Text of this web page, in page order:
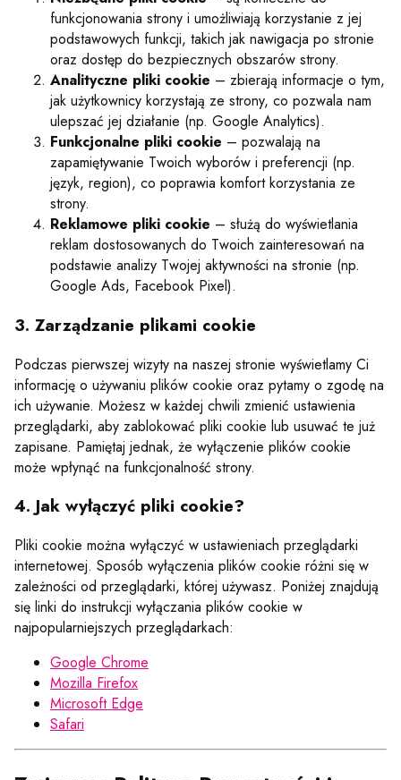
funkcjonowania strony i umożliwiają korzystanie z jej
podstawowych funkcji, takich jak nawigacja po stronie
oraz dostęp do bezpiecznych obszarów strony.
Analityczne pliki cookie – zbierają informacje o tym,
jak użytkownicy korzystają ze strony, co pozwala nam
ulepszać jej działanie (np. Google Analytics).
Funkcjonalne pliki cookie – pozwalają na
zapamiętywanie Twoich wyborów i preferencji (np.
język, region), co poprawia komfort korzystania ze
strony.
Reklamowe pliki cookie – służą do wyświetlania
reklam dostosowanych do Twoich zainteresowań na
podstawie analizy Twojej aktywności na stronie (np.
Google Ads, Facebook Pixel).
3. Zarządzanie plikami cookie
Podczas pierwszej wizyty na naszej stronie wyświetlamy Ci
informację o używaniu plików cookie oraz pytamy o zgodę na
ich używanie. Możesz w każdej chwili zmienić ustawienia
przeglądarki, aby zablokować pliki cookie lub usuwać te już
zapisane. Pamiętaj jednak, że wyłączenie plików cookie
może wpłynąć na funkcjonalność strony.
4. Jak wyłączyć pliki cookie?
Pliki cookie można wyłączyć w ustawieniach przeglądarki
internetowej. Sposób wyłączenia plików cookie różni się w
zależności od przeglądarki, której używasz. Poniżej znajdują
się linki do instrukcji wyłączania plików cookie w
najpopularniejszych przeglądarkach:
Google Chrome
Mozilla Firefox
Microsoft Edge
Safari